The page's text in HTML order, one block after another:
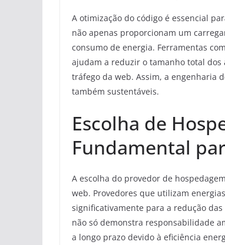
A otimização do código é essencial
não apenas proporcionam um
consumo de energia. Ferramentas
ajudam a reduzir o tamanho total dos
tráfego da web. Assim, a engenharia
também sustentáveis.
Escolha de
Fundamental
A escolha do provedor de
web. Provedores que utilizam
significativamente para a redução
não só demonstra responsabilidade
a longo prazo devido à eficiência